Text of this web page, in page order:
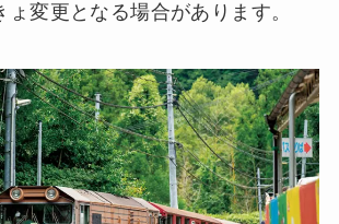
変更となる場合があります。